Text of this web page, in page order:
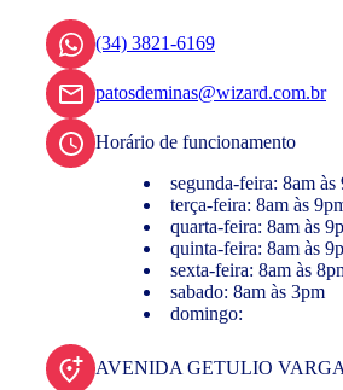
(34) 3821-6169
patosdeminas@wizard.com.br
Horário de funcionamento
segunda-feira: 8am às
terça-feira: 8am às
quarta-feira: 8am às
quinta-feira: 8am às
sexta-feira: 8am às
sabado: 8am às 3pm
domingo:
AVENIDA GETULIO